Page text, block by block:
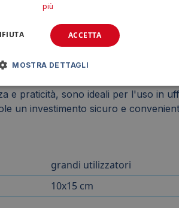
una soluzione versatile,
praticità, sono ideali per l'uso in
un investimento sicuro e
grandi utilizzatori
10x15 cm
più
ACCETTA
MOSTRA DETTAGLI